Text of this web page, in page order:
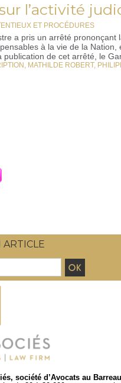
l’activité
ET PROCÉDURES
a pris un arrêté
à la vie de la
de cet arrêté, le
, MATHILDE ROBERT,
ARTICLE
société d’Avocats au